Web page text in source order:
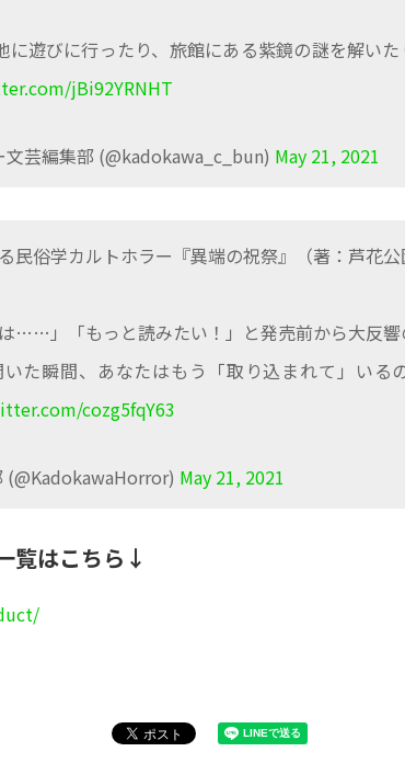
に遊びに行ったり、旅館にある紫鏡の謎を解い
jBi92YRNHT
芸編集部 (@kadokawa_c_bun) May 21, 2021
民俗学カルトホラー『異端の祝祭』（著：芦花公
は……」「もっと読みたい！」と発売前から大反
いた瞬間、あなたはもう「取り込まれて」い
cozg5fqY63
May 21, 2021
覧はこちら↓